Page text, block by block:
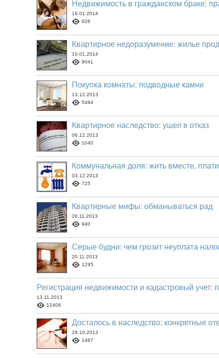
Недвижимость в гражданском браке:
16.01.2014
926
Квартирное недоразумение: жилье
10.01.2014
9041
Покупка комнаты: подводные камни
13.12.2013
5484
Квартирное наследство: ушел в отказ
06.12.2013
1040
Коммунальная доля: жить вместе,
03.12.2013
725
Квартирные мифы: обманываться рад
26.11.2013
940
Серые будни: чем грозит неуплата
20.11.2013
1295
Регистрация недвижимости и кадастровый учет:
13.11.2013
12406
Досталось в наследство: конкретные
28.10.2013
1487